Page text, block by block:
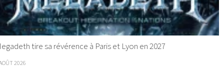
tire sa révérence à Paris et Lyon en 2027
2026